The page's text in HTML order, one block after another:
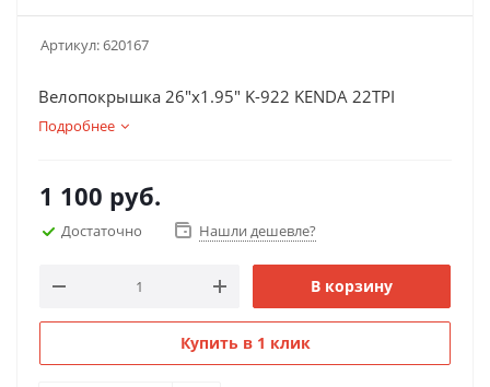
Артикул:620167
Велопокрышка 26"х1.95" K-922 KENDA 22TPI
Подробнее
1 100 руб.
Достаточно Нашли дешевле?
В корзину
Купить в 1 клик